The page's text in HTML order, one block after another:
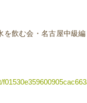
を飲む会・名古屋中級